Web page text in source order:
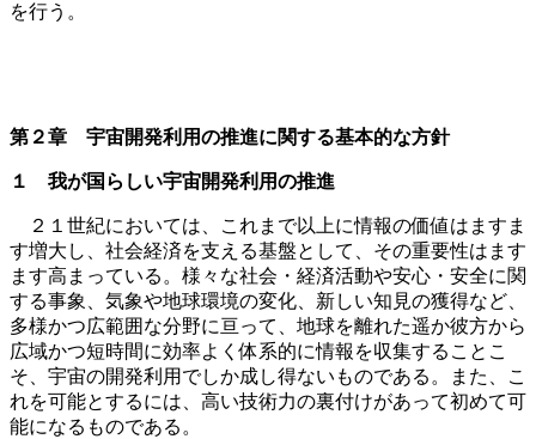
を行う。
第２章 宇宙開発利用の推進に関する基本的な方針
１ 我が国らしい宇宙開発利用の推進
２１世紀においては、これまで以上に情報の価値はますま
す増大し、社会経済を支える基盤として、その重要性はます
ます高まっている。様々な社会・経済活動や安心・安全に関
する事象、気象や地球環境の変化、新しい知見の獲得など、
多様かつ広範囲な分野に亘って、地球を離れた遥か彼方から
広域かつ短時間に効率よく体系的に情報を収集することこ
そ、宇宙の開発利用でしか成し得ないものである。また、こ
れを可能とするには、高い技術力の裏付けがあって初めて可
能になるものである。